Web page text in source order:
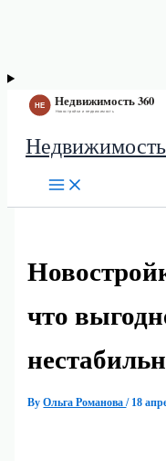
что
ByОльга Романова/ 18